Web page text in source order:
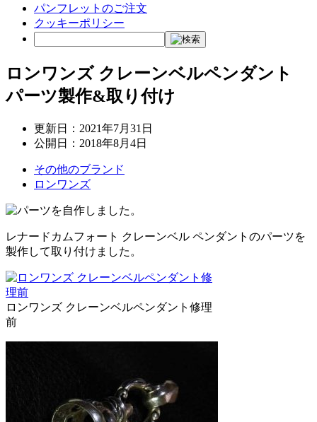
パンフレットのご注文
クッキーポリシー
ロンワンズ クレーンベルペンダント
パーツ製作&取り付け
更新日： 2021年7月31日
公開日： 2018年8月4日
その他のブランド
ロンワンズ
レナードカムフォート クレーンベル ペンダントのパーツを
製作して取り付けました。
ロンワンズ クレーンベルペンダント修理
前